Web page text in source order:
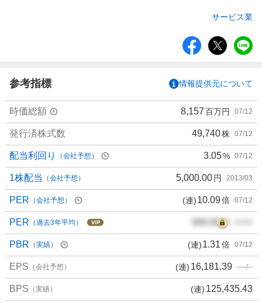
サービス業
ア
参考指標 情報提供元について
時価総額 8,157百万円 07/12
発行済株式数 49,740株 07/12
配当利回り （会社予想） 3.05% 07/12
1株配当 （会社予想） 5,000.00円 2013/03
PER （会社予想） (連)10.09倍 07/12
PER （過去3年平均） 000.00倍
PBR （実績） (連)1.31倍 07/12
EPS （会社予想） (連) 16,181.39 ----/--
BPS （実績） (連) 125,435.43